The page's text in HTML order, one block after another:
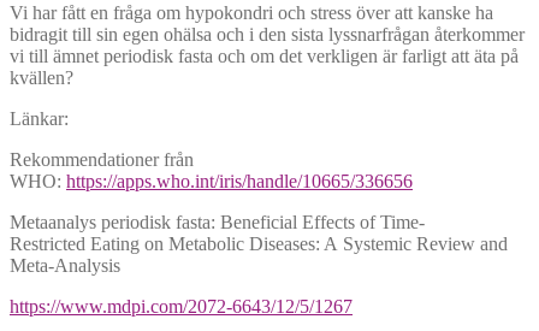
Vi har fått en fråga om hypokondri och stress över att kanske ha
bidragit till sin egen ohälsa och i den sista lyssnarfrågan återkommer
vi till ämnet periodisk fasta och om det verkligen är farligt att äta på
kvällen?
Länkar:
Rekommendationer från
WHO: https://apps.who.int/iris/handle/10665/336656
Metaanalys periodisk fasta: Beneficial Effects of Time-
Restricted Eating on Metabolic Diseases: A Systemic Review and
Meta-Analysis
https://www.mdpi.com/2072-6643/12/5/1267